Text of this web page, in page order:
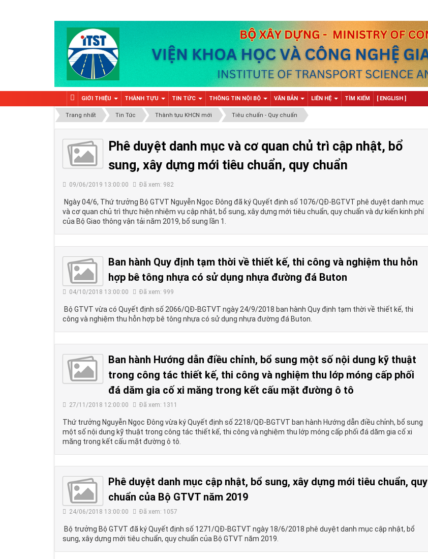
GIỚI THIỆU THÀNH TỰU TIN TỨC THÔNG TIN NỘI BỘ VĂN BẢN LIÊN HỆ TÌM KIẾM [ ENGLISH ]
Trang nhất Tin Tức Thành tựu KHCN mới Tiêu chuẩn - Quy chuẩn
Phê duyệt danh mục và cơ quan chủ trì cập nhật, bổ
sung, xây dựng mới tiêu chuẩn, quy chuẩn
09/06/2019 13:00:00 Đã xem: 982
Ngày 04/6, Thứ trưởng Bộ GTVT Nguyễn Ngọc Đông đã ký Quyết định số 1076/QĐ-BGTVT phê duyệt danh mục
và cơ quan chủ trì thực hiện nhiệm vụ cập nhật, bổ sung, xây dựng mới tiêu chuẩn, quy chuẩn và dự kiến kinh phí
của Bộ Giao thông vận tải năm 2019, bổ sung lần 1.
Ban hành Quy định tạm thời về thiết kế, thi công và nghiệm thu hỗn
hợp bê tông nhựa có sử dụng nhựa đường đá Buton
04/10/2018 13:00:00 Đã xem: 999
Bộ GTVT vừa có Quyết định số 2066/QĐ-BGTVT ngày 24/9/2018 ban hành Quy định tạm thời về thiết kế, thi
công và nghiệm thu hỗn hợp bê tông nhựa có sử dụng nhựa đường đá Buton.
Ban hành Hướng dẫn điều chỉnh, bổ sung một số nội dung kỹ thuật
trong công tác thiết kế, thi công và nghiệm thu lớp móng cấp phối
đá dăm gia cố xi măng trong kết cấu mặt đường ô tô
27/11/2018 12:00:00 Đã xem: 1311
Thứ trưởng Nguyễn Ngọc Đông vừa ký Quyết định số 2218/QĐ-BGTVT ban hành Hướng dẫn điều chỉnh, bổ sung
một số nội dung kỹ thuật trong công tác thiết kế, thi công và nghiệm thu lớp móng cấp phối đá dăm gia cố xi
măng trong kết cấu mặt đường ô tô.
Phê duyệt danh mục cập nhật, bổ sung, xây dựng mới tiêu chuẩn, quy
chuẩn của Bộ GTVT năm 2019
24/06/2018 13:00:00 Đã xem: 1057
Bộ trưởng Bộ GTVT đã ký Quyết định số 1271/QĐ-BGTVT ngày 18/6/2018 phê duyệt danh mục cập nhật, bổ
sung, xây dựng mới tiêu chuẩn, quy chuẩn của Bộ GTVT năm 2019.